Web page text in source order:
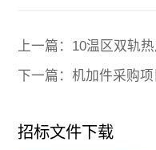
招标文件下载